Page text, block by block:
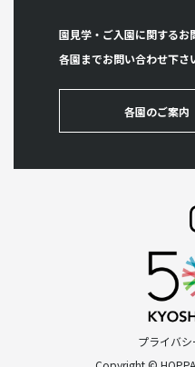
園見学・ご入園に関するお
各園までお問い合わせ下さ
各園のご案内
プライバ